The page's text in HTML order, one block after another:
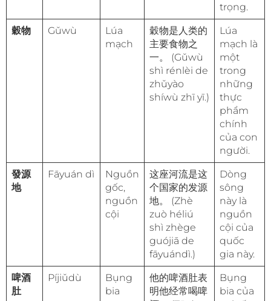
trọng.
穀物 Gǔwù
Lúa
mạch
穀物是人类的
主要食物之
一。 (Gǔwù
shì rénlèi de
zhǔyào
shíwù zhī yī.)
Lúa
mạch là
một
trong
những
thực
phẩm
chính
của con
người.
發源
地
Fāyuán dì
Nguồn
gốc,
nguồn
cội
这座河流是这
个国家的发源
地。 (Zhè
zuò héliú
shì zhège
guójiā de
fāyuándì.)
Dòng
sông
này là
nguồn
cội của
quốc
gia này.
啤酒
肚
Píjiǔdù
Bụng
bia
他的啤酒肚表
明他经常喝啤
Bụng
bia của